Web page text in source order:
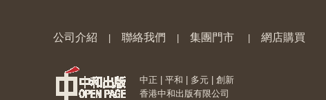
⑳
公司介紹 聯絡我們 集團門市 網店購買
中正 | 平和 | 多元 | 創新
香港中和出版有限公司